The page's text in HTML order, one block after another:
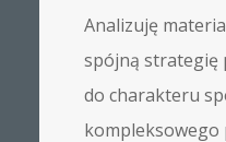
Analizuję
spójną strategię
do charakteru
kompleksowego